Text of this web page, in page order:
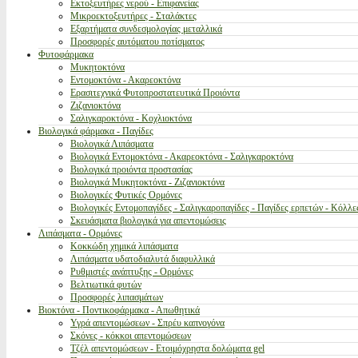
Εκτοξευτήρες νερού - Επιφανείας
Μικροεκτοξευτήρες - Σταλάκτες
Εξαρτήματα συνδεσμολογίας μεταλλικά
Προσφορές αυτόματου ποτίσματος
Φυτοφάρμακα
Μυκητοκτόνα
Εντομοκτόνα - Ακαρεοκτόνα
Ερασιτεχνικά Φυτοπροστατευτικά Προιόντα
Ζιζανιοκτόνα
Σαλιγκαροκτόνα - Κοχλιοκτόνα
Βιολογικά φάρμακα - Παγίδες
Βιολογικά Λιπάσματα
Βιολογικά Εντομοκτόνα - Ακαρεοκτόνα - Σαλιγκαροκτόνα
Βιολογικά προιόντα προστασίας
Βιολογικά Μυκητοκτόνα - Ζιζανιοκτόνα
Βιολογικές Φυτικές Ορμόνες
Βιολογικές Εντομοπαγίδες - Σαλιγκαροπαγίδες - Παγίδες ερπετών -
Σκευάσματα βιολογικά για απεντομώσεις
Λιπάσματα - Ορμόνες
Κοκκώδη χημικά λιπάσματα
Λιπάσματα υδατοδιαλυτά διαφυλλικά
Ρυθμιστές ανάπτυξης - Ορμόνες
Βελτιωτικά φυτών
Προσφορές λιπασμάτων
Βιοκτόνα - Ποντικοφάρμακα - Απωθητικά
Υγρά απεντομώσεων - Σπρέυ καπνογόνα
Σκόνες - κόκκοι απεντομώσεων
Τζέλ απεντομώσεων - Ετοιμόχρηστα δολώματα gel